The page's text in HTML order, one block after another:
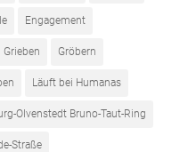
Engagement
Grieben Gröbern
Läuft bei Humanas
Olvenstedt Bruno-Taut-Ring
Straße